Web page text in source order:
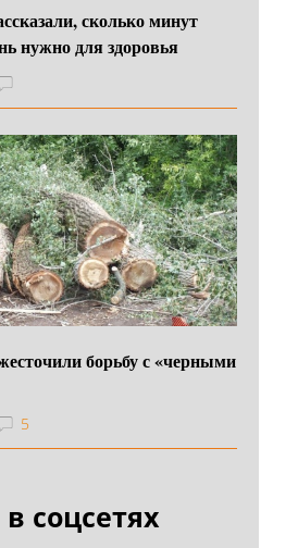
сколько минут
нужно для здоровья
борьбу с «черными
5
соцсетях